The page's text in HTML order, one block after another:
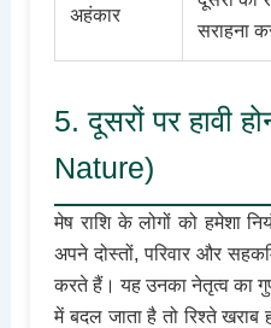
अहंकार
सराहना
5. दूसरों पर हावी
Nature)
मेष राशि के लोगों को हमेशा
अपने दोस्तों, परिवार और
करते हैं। यह उनका नेतृत्व का
में बदल जाता है तो रिश्ते